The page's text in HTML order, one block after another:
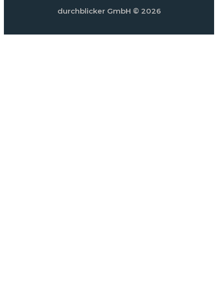
durchblicker GmbH © 2026